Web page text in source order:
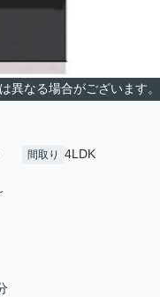
異なる場合がございます。
間取り 4LDK